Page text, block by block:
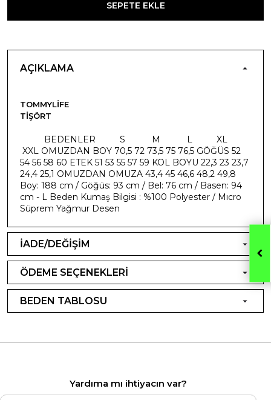
SEPETE EKLE
AÇIKLAMA
TOMMYLIFE
TIŞÖRT
​ BEDENLER S M L XL
XXL OMUZDAN BOY 70,5 72 73,5 75 76,5 GÖĞÜS 52
54 56 58 60 ETEK 51 53 55 57 59 KOL BOYU 22,3 23 23,7
24,4 25,1 OMUZDAN OMUZA 43,4 45 46,6 48,2 49,8
Boy: 188 cm / Göğüs: 93 cm / Bel: 76 cm / Basen: 94
cm - L Beden Kumaş Bilgisi : %100 Polyester / Mıcro
Süprem Yağmur Desen
İADE/DEĞİŞİM
ÖDEME SEÇENEKLERİ
BEDEN TABLOSU
Yardıma mı ihtiyacın var?